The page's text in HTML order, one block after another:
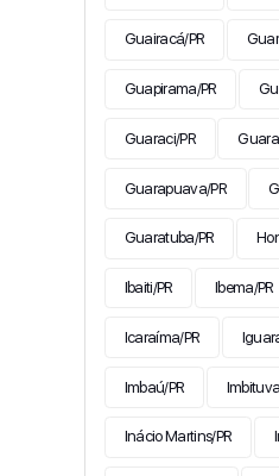
Guairacá/PR
Guapirama/PR
Guaraci/PR
Guarapuava/PR
Guaratuba/PR
Ibaiti/PR Ibema/PR
Icaraíma/PR
Imbaú/PR
Inácio Martins/PR